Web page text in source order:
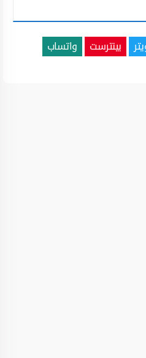
بينترست
واتساب